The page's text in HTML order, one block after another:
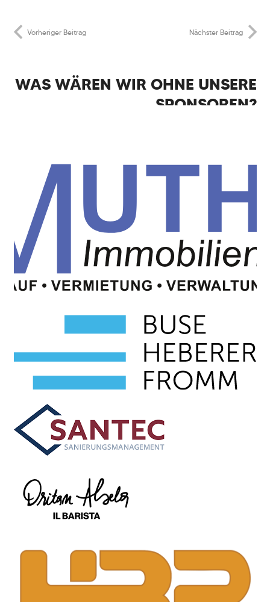
Vorheriger Beitrag Nächster Beitrag
WAS WÄREN WIR OHNE UNSERE
SPONSOREN?